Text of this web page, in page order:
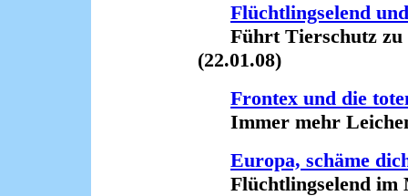
Flüchtlingselend
Führt Tierschutz zu
(22.01.08)
Frontex und die
Immer mehr
Europa, schäme
Flüchtlingselend im